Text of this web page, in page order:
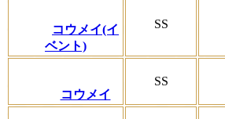
コウメイ(イ
ベント)
SS
コウメイ
SS